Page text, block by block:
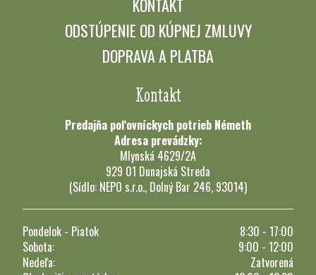
KONTAKT
ODSTÚPENIE OD KÚPNEJ ZMLUVY
DOPRAVA A PLATBA
Kontakt
Predajňa poľovníckych potrieb Németh
Adresa prevádzky:
Mlynská 4629/2A
929 01 Dunajská Streda
(Sídlo: NEPO s.r.o., Dolný Bar 246, 93014)
Pondelok - Piatok
8:30 - 17:00
Sobota:
9:00 - 12:00
Nedeľa:
Zatvorená